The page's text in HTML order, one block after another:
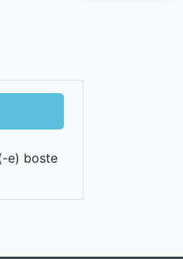
e) boste